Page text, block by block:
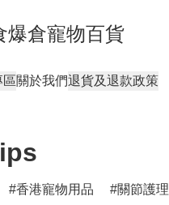
爆倉寵物百貨
區關於我們退貨及退款政策
香港寵物用品 關節護理